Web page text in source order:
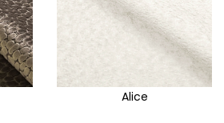
Alice